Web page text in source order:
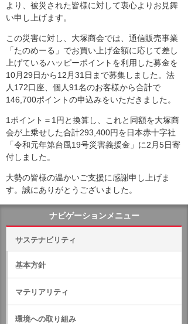
より、被災された皆様に対して衷心よりお見舞
い申し上げます。
この災害に対し、大塚商会では、通信販売事業
「たのめーる」でお買い上げ金額に応じて差し
上げているハッピーポイントを利用した募金を
10月29日から12月31日まで募集しました。法
人172口座、個人91名のお客様から合計で
146,700ポイントの申込みをいただきました。
1ポイント＝1円と換算し、これと同額を大塚商
会が上乗せした合計293,400円を日本赤十字社
「令和元年第台風19号災害義援金」に2月5日寄
付しました。
大勢の皆様の温かいご支援に感謝申し上げま
す。誠にありがとうございました。
ナビゲーションメニュー
サステナビリティ
基本方針
マテリアリティ
環境への取り組み